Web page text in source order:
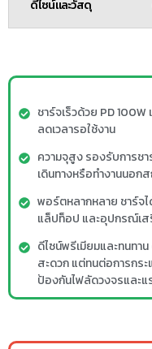
ดีไซน์และวัสดุ
ชาร์จเร็วด้วย PD
ลดเวลารอใช้งาน
ความจุสูง รองรับการช
เดินทางหรือทำงานนอก
พอร์ตหลากหลาย ชาร์จ
แล็ปท็อป และอุปกรณ์เส
ดีไซน์พรีเมียมและทนทา
สะดวก แต่ทนต่อการกร
ป้องกันไฟลัดวงจรและแ